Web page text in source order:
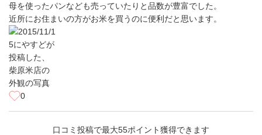
母を使ったパンなども売っていたりと品数が豊富でした。
近所にお住まいの方がお米を買うのに便利だと思います。
0
口コミ投稿で最大55ポイント獲得できます